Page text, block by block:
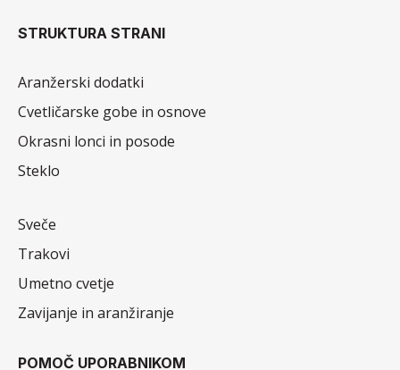
STRUKTURA STRANI
Aranžerski dodatki
Cvetličarske gobe in osnove
Okrasni lonci in posode
Steklo
Sveče
Trakovi
Umetno cvetje
Zavijanje in aranžiranje
POMOČ UPORABNIKOM